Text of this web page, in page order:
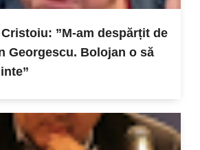
”M-am despărțit de
Georgescu. Bolojan o să